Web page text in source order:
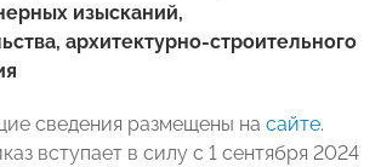
изысканий,
архитектурно-строительного
сведения размещены на сайте.
вступает в силу с 1 сентября 2024